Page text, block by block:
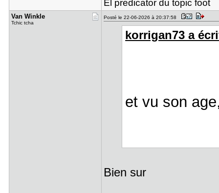
El predicator du topic foot
Van Winkle
Tchic tcha
Posté le 22-06-2026 à 20:37:58
korrigan73 a
et vu son
Bien sur